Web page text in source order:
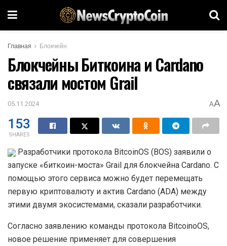
Главная Блокчейн
Блокчейны Биткоина и Cardano
связали мостом Grail
05.11.2024 AA
153
SHARES
Разработчики протокола BitcoinOS (BOS) заявили о
запуске «биткоин-моста» Grail для блокчейна Cardano. С
помощью этого сервиса можно будет перемещать
первую криптовалюту и актив Cardano (ADA) между
этими двумя экосистемами, сказали разработчики.
Согласно заявлению команды протокола BitcoinoOS,
новое решение применяет для совершения